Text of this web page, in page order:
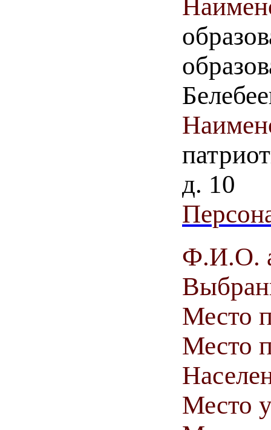
д. 10
Ф.И.О.
Место
Место
Место